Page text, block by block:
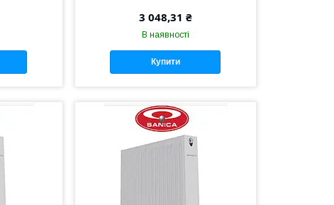
3 048,31 ₴
В наявності
Купити